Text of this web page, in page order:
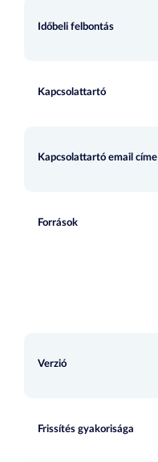
Időbeli felbontás
Kapcsolattartó
Kapcsolattartó email címe
Források
Verzió
Frissítés gyakorisága